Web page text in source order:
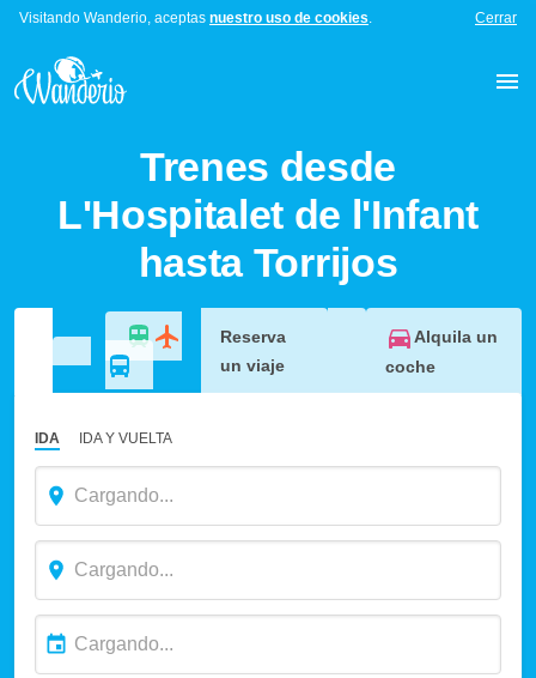
Visitando Wanderio, aceptas nuestro uso de cookies. Cerrar
Trenes desde
L'Hospitalet de l'Infant
hasta Torrijos
Reserva
un viaje
Alquila un
coche
IDA IDA Y VUELTA